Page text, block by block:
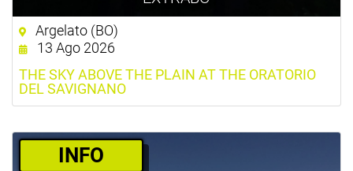
Argelato (BO)
13 Ago 2026
THE SKY ABOVE THE PLAIN AT THE ORATORIO
DEL SAVIGNANO
­INFO